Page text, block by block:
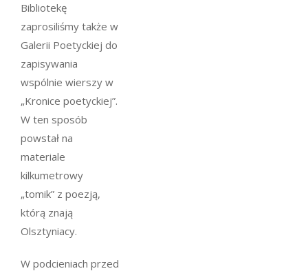
Bibliotekę
zaprosiliśmy także w
Galerii Poetyckiej do
zapisywania
wspólnie wierszy w
„Kronice poetyckiej”.
W ten sposób
powstał na
materiale
kilkumetrowy
„tomik” z poezją,
którą znają
Olsztyniacy.
W podcieniach przed